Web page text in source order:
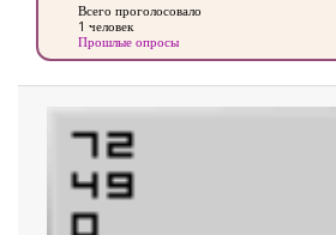
Всего проголосовало
1 человек
Прошлые опросы